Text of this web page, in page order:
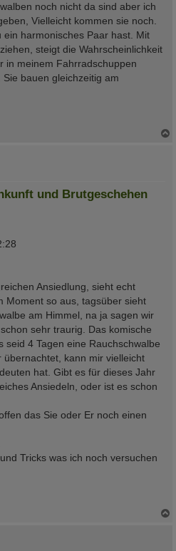
noch nicht da sind aber ich
Vielleicht kommen sie noch.
harmonisches Paar hast. Mit
steigt die Wahrscheinlichkeit
in meinem Fahrradschuppen
bauen gleichzeitig am
und Brutgeschehen
Ansiedlung, sieht echt
Moment so aus, tagsüber sieht
am Himmel, na ja sagen wir
sehr traurig. Das komische
seid 4 Tagen eine Rauchschwalbe
kann mir vielleicht
hat. Gibt es für dieses Jahr
Ansiedeln, oder ist es schon
das Sie oder Er noch einen
Tricks was ich noch versuchen